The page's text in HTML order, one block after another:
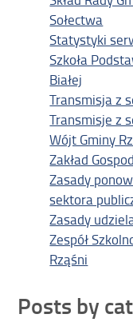
Sołectwa
Statystyki
Szkoła
Białej
Transmisja z
Transmisje z
Wójt Gminy
Zakład
Zasady
sektora
Zasady
Zespół
Rząśni
Posts by